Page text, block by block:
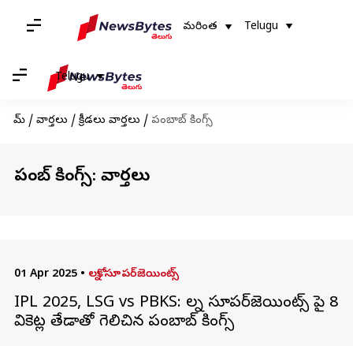
మరింత Telugu
Telugu
హోమ్ / వార్తలు / క్రీడలు వార్తలు / పంబాబ్ కింగ్స్
పంబాబ్ కింగ్స్: వార్తలు
01 Apr 2025 • లక్నో సూపర్‌జెయింట్స్
IPL 2025, LSG vs PBKS: లక్నో సూపర్‌జెయింట్స్ పై 8
వికెట్ల తేడాతో గెలిచిన పంబాబ్ కింగ్స్